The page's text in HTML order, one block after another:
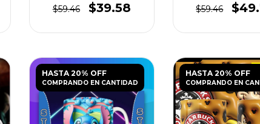
$59.46
$39.58 $59.46
HASTA 20% OFF
COMPRANDO EN CANTIDAD
HASTA 20% OFF
COMPRANDO EN